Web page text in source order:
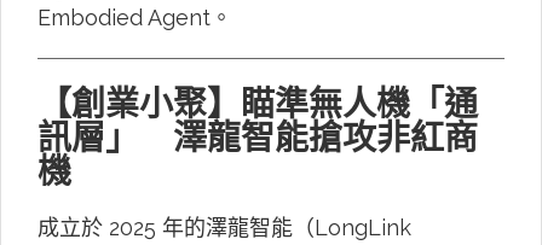
Embodied Agent。
【創業小聚】瞄準無人機「通
訊層」 澤龍智能搶攻非紅商
機
成立於 2025 年的澤龍智能（LongLink